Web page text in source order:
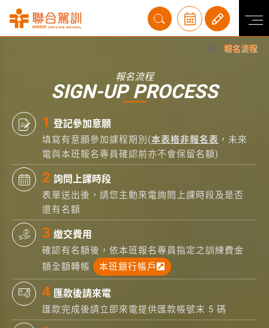
報名流程
報名流程
SIGN-UP PROCESS
登記參加意願
填寫有意願參加課程期別(本表格非報名表 ，未來
電與本班報名專員確認前亦不會保留名額)
詢問上課時段
表單送出後，請您主動來電詢問上課時段及是否
還有名額
繳交費用
確認有名額後，依本班報名專員指定之訓練費金
額全額轉帳
本班銀行帳戶
匯款後請來電
匯款完成後請立即來電提供匯款帳號末 5 碼